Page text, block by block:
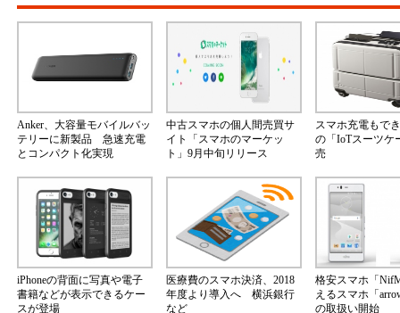
Anker、大容量モバイルバッ
テリーに新製品 急速充電
とコンパクト化実現
中古スマホの個人間売買サ
イト「スマホのマーケッ
ト」9月中旬リリース
スマホ充電もで
の「IoTスーツケ
売
iPhoneの背面に写真や電子
書籍などが表示できるケー
スが登場
医療費のスマホ決済、2018
年度より導入へ 横浜銀行
など
格安スマホ「
えるスマホ「
の取扱い開始